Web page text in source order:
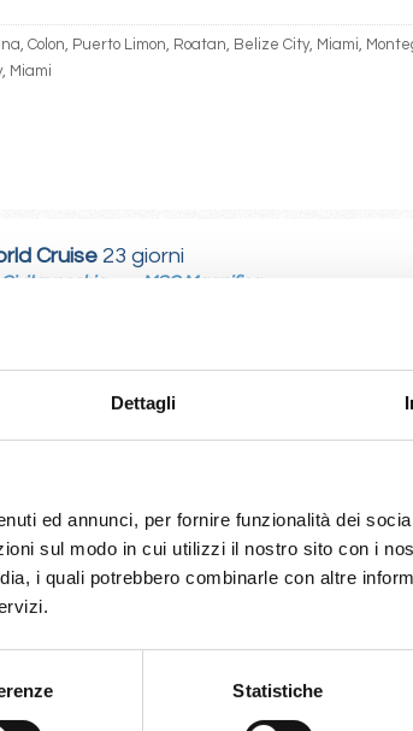
Dettagli
ed annunci, per fornire funzionalità dei
sul modo in cui utilizzi il nostro sito con i
i quali potrebbero combinarle con altre
Statistiche
Colon, Puerto Limon, Roatan, Belize City, Miami,
Miami
Cruise 23 giorni
Civitavecchiacon MSC Magnifica
15 giorni
Fort De France
Philipsburg, St. John S, Basseterre, Roseau, Fort